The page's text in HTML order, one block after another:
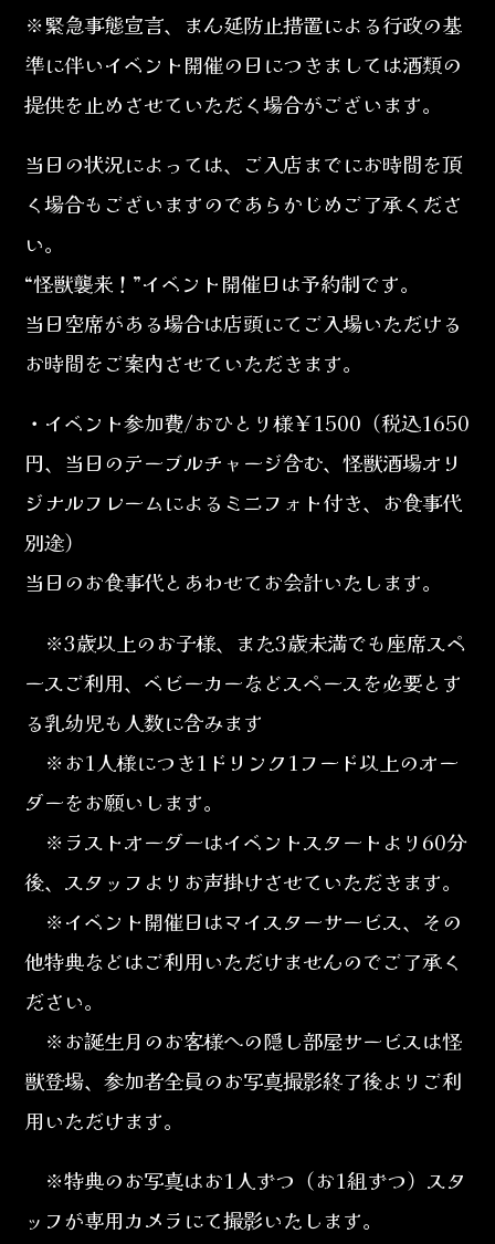
※緊急事態宣言、まん延防止措置による行政の基
準に伴いイベント開催の日につきましては酒類の
提供を止めさせていただく場合がございます。
当日の状況によっては、ご入店までにお時間を頂
く場合もございますのであらかじめご了承くださ
い。
“怪獣襲来！”イベント開催日は予約制です。
当日空席がある場合は店頭にてご入場いただける
お時間をご案内させていただきます。
・イベント参加費/おひとり様￥1500（税込1650
円、当日のテーブルチャージ含む、怪獣酒場オリ
ジナルフレームによるミニフォト付き、お食事代
別途）
当日のお食事代とあわせてお会計いたします。
※3歳以上のお子様、また3歳未満でも座席スペ
ースご利用、ベビーカーなどスペースを必要とす
る乳幼児も人数に含みます
※お1人様につき1ドリンク1フード以上のオー
ダーをお願いします。
※ラストオーダーはイベントスタートより60分
後、スタッフよりお声掛けさせていただきます。
※イベント開催日はマイスターサービス、その
他特典などはご利用いただけませんのでご了承く
ださい。
※お誕生月のお客様への隠し部屋サービスは怪
獣登場、参加者全員のお写真撮影終了後よりご利
用いただけます。
※特典のお写真はお1人ずつ（お1組ずつ）スタ
ッフが専用カメラにて撮影いたします。